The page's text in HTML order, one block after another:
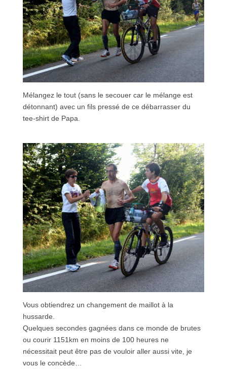
Mélangez le tout (sans le secouer car le mélange est
détonnant) avec un fils pressé de ce débarrasser du
tee-shirt de Papa.
Vous obtiendrez un changement de maillot à la
hussarde.
Quelques secondes gagnées dans ce monde de brutes
ou courir 1151km en moins de 100 heures ne
nécessitait peut être pas de vouloir aller aussi vite, je
vous le concède…